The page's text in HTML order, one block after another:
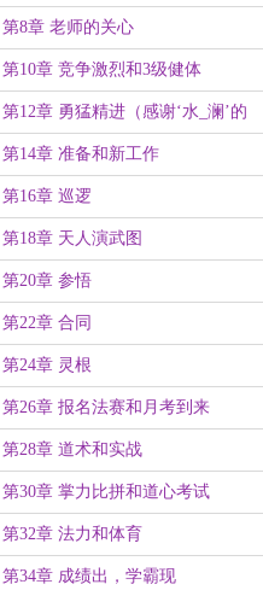
第8章 老师的关心
第10章 竞争激烈和3级健体
第12章 勇猛精进（感谢‘水_澜’的
盟主打赏）
第14章 准备和新工作
第16章 巡逻
第18章 天人演武图
第20章 参悟
第22章 合同
第24章 灵根
第26章 报名法赛和月考到来
第28章 道术和实战
第30章 掌力比拼和道心考试
第32章 法力和体育
第34章 成绩出，学霸现